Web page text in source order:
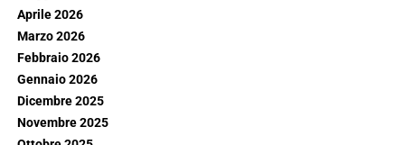
Aprile 2026
Marzo 2026
Febbraio 2026
Gennaio 2026
Dicembre 2025
Novembre 2025